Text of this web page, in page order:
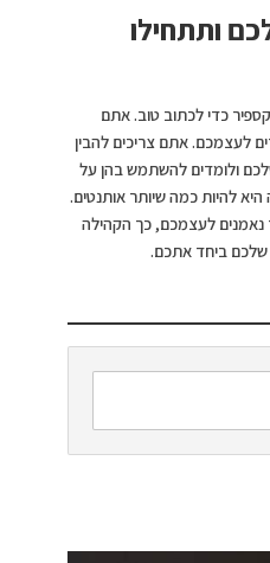
ותתחילו
כדי לכתוב טוב. אתם
לעצמכם. אתם צריכים להבין
ולומדים להשתמש בהן על
להיות כמה שיותר אותנטים.
נאמנים לעצמכם, כך הקהילה
ביחד אתכם.